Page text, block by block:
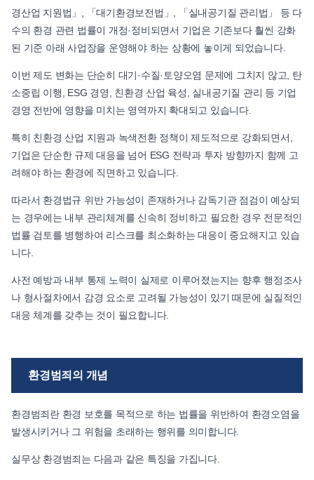
경산업 지원법」, 「대기환경보전법」, 「실내공기질 관리법」 등 다
수의 환경 관련 법률이 개정·정비되면서 기업은 기존보다 훨씬 강화
된 기준 아래 사업장을 운영해야 하는 상황에 놓이게 되었습니다.
이번 제도 변화는 단순히 대기·수질·토양오염 문제에 그치지 않고, 탄
소중립 이행, ESG 경영, 친환경 산업 육성, 실내공기질 관리 등 기업
경영 전반에 영향을 미치는 영역까지 확대되고 있습니다.
특히 친환경 산업 지원과 녹색전환 정책이 제도적으로 강화되면서,
기업은 단순한 규제 대응을 넘어 ESG 전략과 투자 방향까지 함께 고
려해야 하는 환경에 직면하고 있습니다.
따라서 환경법규 위반 가능성이 존재하거나 감독기관 점검이 예상되
는 경우에는 내부 관리체계를 신속히 정비하고 필요한 경우 전문적인
법률 검토를 병행하여 리스크를 최소화하는 대응이 중요해지고 있습
니다.
사전 예방과 내부 통제 노력이 실제로 이루어졌는지는 향후 행정조사
나 형사절차에서 감경 요소로 고려될 가능성이 있기 때문에 실질적인
대응 체계를 갖추는 것이 필요합니다.
환경범죄의 개념
환경범죄란 환경 보호를 목적으로 하는 법률을 위반하여 환경오염을
발생시키거나 그 위험을 초래하는 행위를 의미합니다.
실무상 환경범죄는 다음과 같은 특징을 가집니다.